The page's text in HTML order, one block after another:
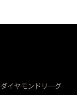
ダイヤモンドリーグ